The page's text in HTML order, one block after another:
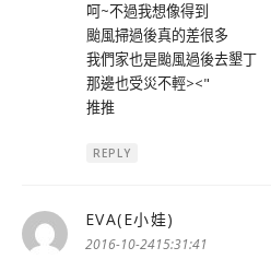
呵~不過我想像得到
颱風掃過後真的差很多
我們家也是颱風過後去墾丁
那邊也受災不輕><"
推推
REPLY
EVA(E小娃)
示:
2016-10-2415:31:41